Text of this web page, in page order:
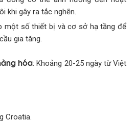
khi gây ra tắc nghẽn.
một số thiết bị và cơ sở hạ tầng để
gia tăng.
hóa: Khoảng 20-25 ngày từ Việt
Croatia.